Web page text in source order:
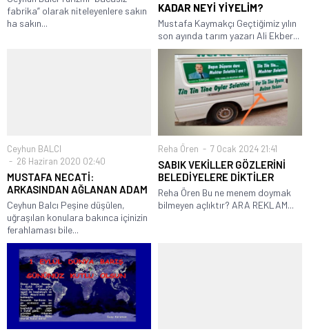
fabrika” olarak niteleyenlere sakın
ha sakın...
KADAR NEYİ YİYELİM?
Mustafa Kaymakçı Geçtiğimiz yılın
son ayında tarım yazarı Ali Ekber...
Ceyhun BALCI
26 Haziran 2020 02:40
MUSTAFA NECATİ:
ARKASINDAN AĞLANAN ADAM
Ceyhun Balcı Peşine düşülen,
uğraşılan konulara bakınca içinizin
ferahlaması bile...
Reha Ören 7 Ocak 2024 21:41
SABIK VEKİLLER GÖZLERİNİ
BELEDİYELERE DİKTİLER
Reha Ören Bu ne menem doymak
bilmeyen açlıktır? ARA REKLAM...